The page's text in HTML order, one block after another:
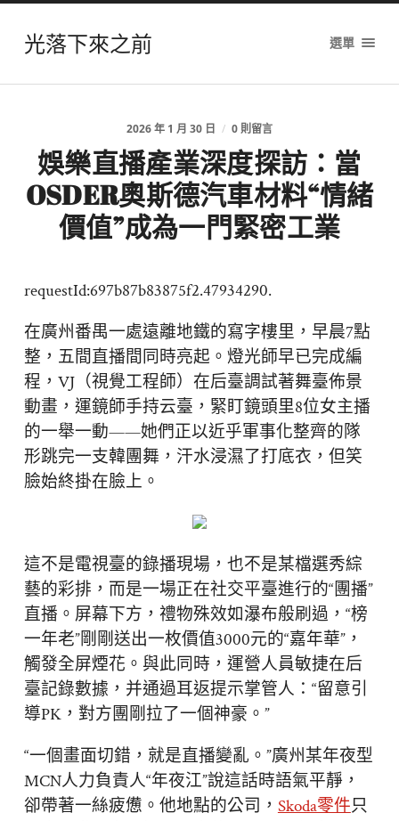
光落下來之前 選單
2026 年 1 月 30 日 / 0 則留言
娛樂直播產業深度探訪：當
OSDER奧斯德汽車材料“情緒
價值”成為一門緊密工業
requestId:697b87b83875f2.47934290.
在廣州番禺一處遠離地鐵的寫字樓里，早晨7點
整，五間直播間同時亮起。燈光師早已完成編
程，VJ（視覺工程師）在后臺調試著舞臺佈景
動畫，運鏡師手持云臺，緊盯鏡頭里8位女主播
的一舉一動——她們正以近乎軍事化整齊的隊
形跳完一支韓團舞，汗水浸濕了打底衣，但笑
臉始終掛在臉上。
這不是電視臺的錄播現場，也不是某檔選秀綜
藝的彩排，而是一場正在社交平臺進行的“團播”
直播。屏幕下方，禮物殊效如瀑布般刷過，“榜
一年老”剛剛送出一枚價值3000元的“嘉年華”，
觸發全屏煙花。與此同時，運營人員敏捷在后
臺記錄數據，并通過耳返提示掌管人：“留意引
導PK，對方團剛拉了一個神豪。”
“一個畫面切錯，就是直播變亂。”廣州某年夜型
MCN人力負責人“年夜江”說這話時語氣平靜，
卻帶著一絲疲憊。他地點的公司，Skoda零件只